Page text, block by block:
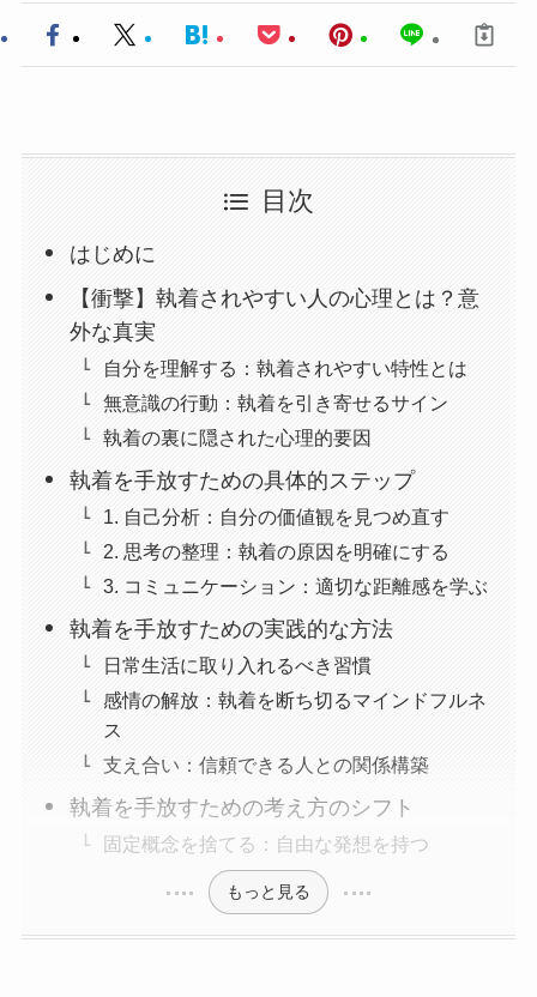
目次
はじめに
【衝撃】執着されやすい人の心理とは？意
外な真実
自分を理解する：執着されやすい特性とは
無意識の行動：執着を引き寄せるサイン
執着の裏に隠された心理的要因
執着を手放すための具体的ステップ
1. 自己分析：自分の価値観を見つめ直す
2. 思考の整理：執着の原因を明確にする
3. コミュニケーション：適切な距離感を学ぶ
執着を手放すための実践的な方法
日常生活に取り入れるべき習慣
感情の解放：執着を断ち切るマインドフルネ
ス
支え合い：信頼できる人との関係構築
執着を手放すための考え方のシフト
固定概念を捨てる：自由な発想を持つ
もっと見る